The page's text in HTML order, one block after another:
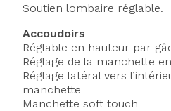
Soutien lombaire réglable.
Accoudoirs
Réglable en hauteur par
Réglage de la manchette
Réglage latéral vers
manchette
Manchette soft touch